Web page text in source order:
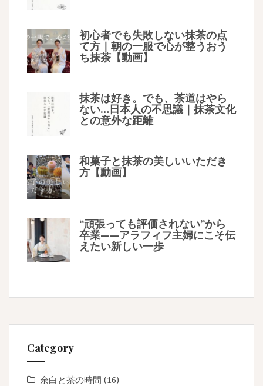
初心者でも失敗しない抹茶の点
て方｜朝の一服で心が整うおう
ち抹茶【動画】
抹茶は好き。でも、茶道はやら
ない…日本人の不思議｜抹茶文化
との意外な距離
和菓子と抹茶の美しいいただき
方【動画】
“頑張っても評価されない”から
卒業——アラフィフ主婦にこそ伝
えたい新しい一歩
Category
余白と茶の時間 (16)